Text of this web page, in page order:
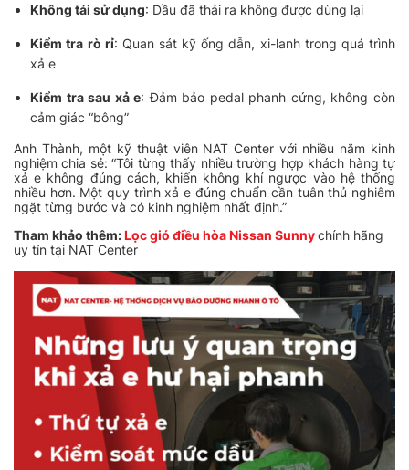
Không tái sử dụng: Dầu đã thải ra không được dùng lại
Kiểm tra rò rỉ: Quan sát kỹ ống dẫn, xi-lanh trong quá trình
xả e
Kiểm tra sau xả e: Đảm bảo pedal phanh cứng, không còn
cảm giác “bông”
Anh Thành, một kỹ thuật viên NAT Center với nhiều năm kinh
nghiệm chia sẻ: “Tôi từng thấy nhiều trường hợp khách hàng tự
xả e không đúng cách, khiến không khí ngược vào hệ thống
nhiều hơn. Một quy trình xả e đúng chuẩn cần tuân thủ nghiêm
ngặt từng bước và có kinh nghiệm nhất định.”
Tham khảo thêm:Lọc gió điều hòa Nissan Sunnychính hãng
uy tín tại NAT Center